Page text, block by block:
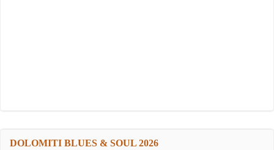
DOLOMITI BLUES & SOUL 2026